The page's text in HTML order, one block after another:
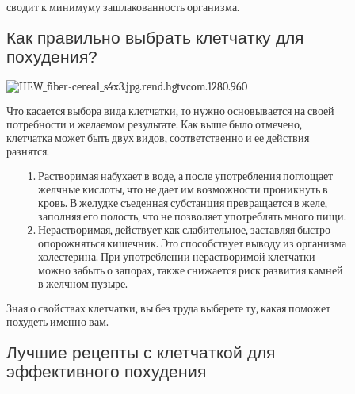
сводит к минимуму зашлакованность организма.
Как правильно выбрать клетчатку для
похудения?
Что касается выбора вида клетчатки, то нужно основывается на своей
потребности и желаемом результате. Как выше было отмечено,
клетчатка может быть двух видов, соответственно и ее действия
разнятся.
Растворимаянабухает в воде, а после употребления поглощает
желчные кислоты, что не дает им возможности проникнуть в
кровь. В желудке съеденная субстанция превращается в желе,
заполняя его полость, что не позволяет употреблять много пищи.
Нерастворимая,действует как слабительное, заставляя быстро
опорожняться кишечник. Это способствует выводу из организма
холестерина. При употреблении нерастворимой клетчатки
можно забыть о запорах, также снижается риск развития камней
в желчном пузыре.
Зная о свойствах клетчатки, вы без труда выберете ту, какая поможет
похудеть именно вам.
Лучшие рецепты с клетчаткой для
эффективного похудения